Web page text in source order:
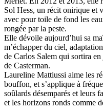
Sol Hess, un récit onirique et
avec pour toile de fond les
rongée par la peste.
Elle dévoile aujourd’hui sa
m’échapper du ciel,
de Carlos Salem qui sortira
de Casterman.
Laureline Mattiussi aime les
bouffon, et s’applique à
soûlards désemparés et leurs
et les horizons ronds comme